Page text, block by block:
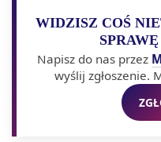
WIDZISZ COŚ
Napisz do nas przez
wyślij zgłoszenie.